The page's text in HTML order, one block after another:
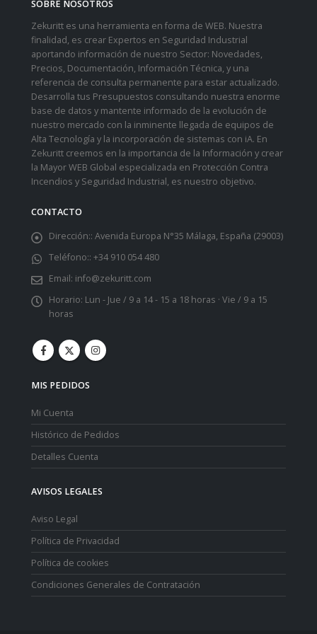
SOBRE NOSOTROS
Zekuritt es una herramienta en forma de WEB. Nuestra
finalidad, es crear Expertos en Seguridad Industrial
aportando información de nuestro Sector: Novedades,
Precios, Documentación, Información Técnica, y una
referencia de consulta permanente para estar actualizado.
Desarrolla tus Presupuestos consultando nuestra enorme
base de datos y mantente informado de la evolución de
nuestro mercado con la inminente llegada de equipos de
Alta Tecnología y la incorporación de sistemas con iA. En
Zekuritt creemos en la importancia de la Información y crear
la Mayor WEB Global especializada en Protección Contra
Incendios y Seguridad Industrial, es nuestro objetivo.
CONTACTO
Dirección:: Avenida Europa N°35 Málaga, España (29003)
Teléfono:: +34 910 054 480
Email: info@zekuritt.com
Horario: Lun - Jue / 9 a 14 - 15 a 18 horas · Vie / 9 a 15
horas
MIS PEDIDOS
Mi Cuenta
Histórico de Pedidos
Detalles Cuenta
AVISOS LEGALES
Aviso Legal
Política de Privacidad
Política de cookies
Condiciones Generales de Contratación